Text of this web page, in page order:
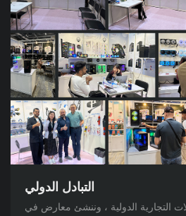
التبادل الدولي
التجارية الدولية ، وننشئ معارض في